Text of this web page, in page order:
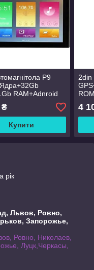
P9
RAM+Adnroid
Купити
2din
4
рік
Львов, Ровно,
Запорожье,
Ровно, Николаев,
Луцк,Черкасы,